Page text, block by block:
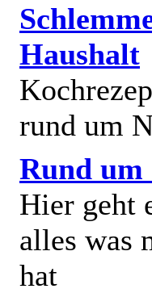
Haushalt
rund um
Rund um
Hier geht
alles was
hat